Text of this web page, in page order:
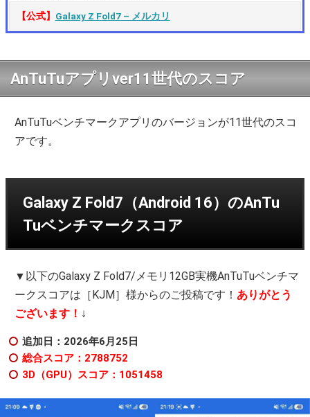
【公式】 Galaxy Z Fold7 – メルカリ
AnTuTuアプリver11世代のスコア
AnTuTuベンチマークアプリのバージョンが11世代のスコ
アです。
Galaxy Z Fold7（Android 16）のAnTu
Tuベンチマークスコア
▼以下のGalaxy Z Fold7/メモリ12GB実機AnTuTuベンチマ
ークスコアは［KJM］様からのご投稿です！ ありがとう
ございます！ ↓
追加日：2026年6月25日
総合スコア：2788752
3D（GPU）スコア：1051458